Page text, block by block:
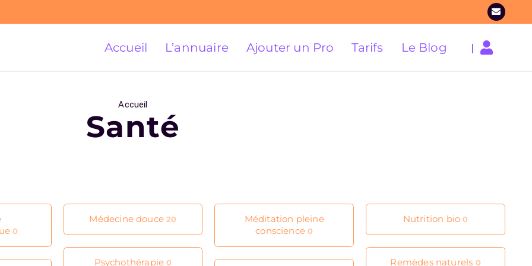
Accueil L’annuaire Ajouter un Pro Tarifs Le Blog |
Accueil
Santé
0
Médecine douce20
Méditation pleine
conscience0
Nutrition bio0
Psychothérapie0 Remèdes naturels 0